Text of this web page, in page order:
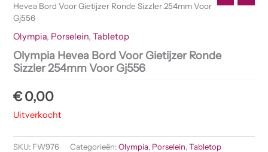
Hevea Bord Voor Gietijzer Ronde Sizzler 254mm Voor
Gj556
Olympia, Porselein,Tabletop
Olympia Hevea Bord Voor Gietijzer Ronde
Sizzler 254mm Voor Gj556
€0,00
Uitverkocht
SKU: FW976 Categorieën:Olympia, Porselein,Tabletop